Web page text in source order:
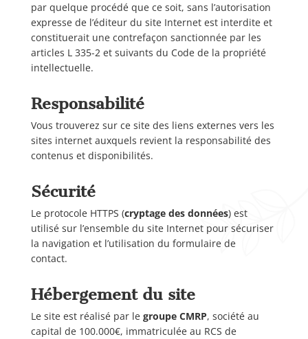
par quelque procédé que ce soit, sans l’autorisation
expresse de l’éditeur du site Internet est interdite et
constituerait une contrefaçon sanctionnée par les
articles L 335-2 et suivants du Code de la propriété
intellectuelle.
Responsabilité
Vous trouverez sur ce site des liens externes vers les
sites internet auxquels revient la responsabilité des
contenus et disponibilités.
Sécurité
Le protocole HTTPS (cryptage des données) est
utilisé sur l’ensemble du site Internet pour sécuriser
la navigation et l’utilisation du formulaire de
contact.
Hébergement du site
Le site est réalisé par le groupe CMRP, société au
capital de 100.000€, immatriculée au RCS de